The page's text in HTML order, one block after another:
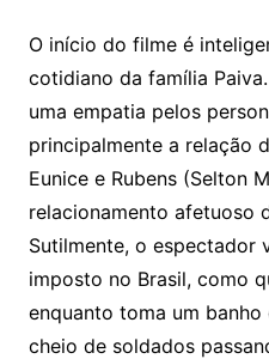
O início do filme é
cotidiano da família
uma empatia pelos
principalmente a relação
Eunice e Rubens (Selton
relacionamento afetuoso
Sutilmente, o espectador
imposto no Brasil, como
enquanto toma um banho
cheio de soldados